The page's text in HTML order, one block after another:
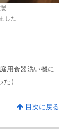
した
用食器洗い機に
）
目次に戻る